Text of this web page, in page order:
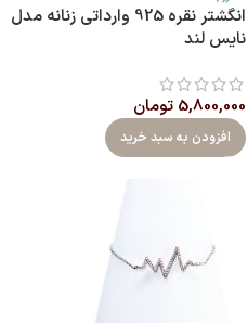
انگشتر نقره 925 وارداتی زنانه مدل
نایس لند
5,800,000 تومان
افزودن به سبد خرید